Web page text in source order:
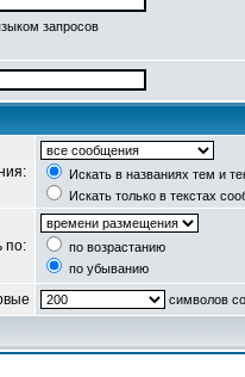
запросов
Искать в названиях тем и
Искать только в текстах
по:
по возрастанию
по убыванию
символов